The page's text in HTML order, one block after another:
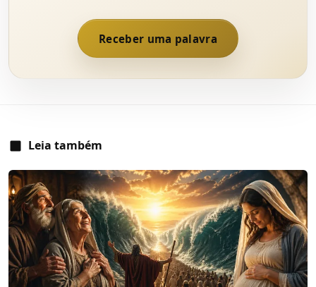
Receber uma palavra
Leia também